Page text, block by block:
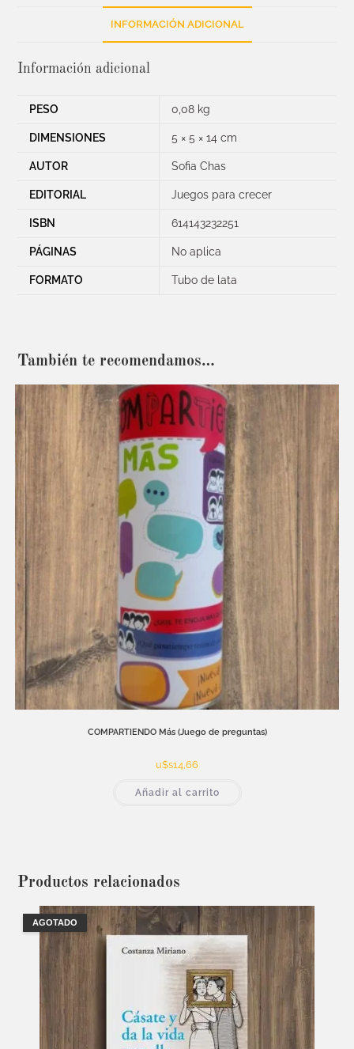
INFORMACIÓN ADICIONAL
Información adicional
PESO 0,08 kg
DIMENSIONES 5 × 5 × 14 cm
AUTOR Sofia Chas
EDITORIAL Juegos para crecer
ISBN 614143232251
PÁGINAS No aplica
FORMATO Tubo de lata
También te recomendamos…
COMPARTIENDO Más (Juego de preguntas)
u$s14,66
Añadir al carrito
Productos relacionados
AGOTADO